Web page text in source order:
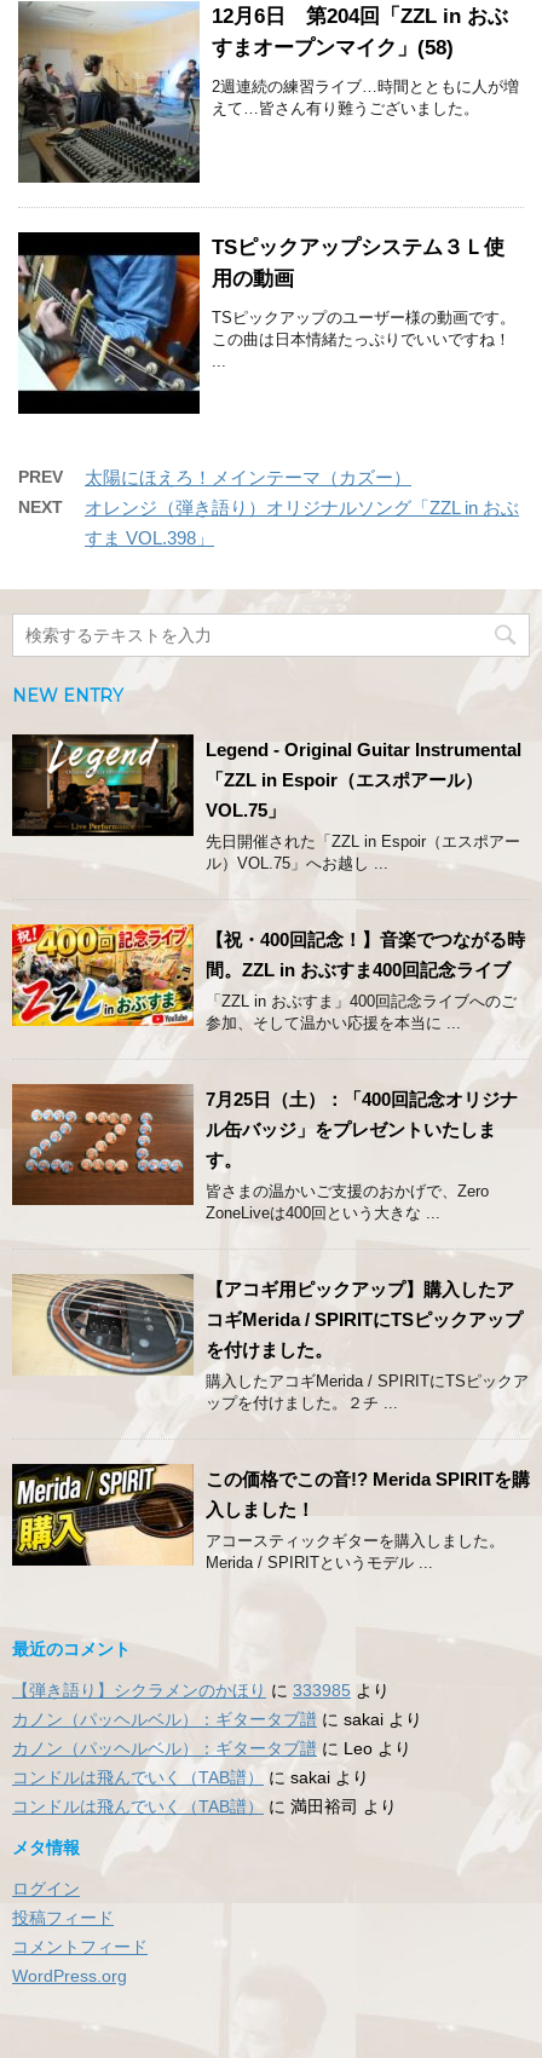
12月6日 第204回「ZZL in おぶ
すまオープンマイク」(58)
2週連続の練習ライブ…時間とともに人が増
えて…皆さん有り難うございました。
TSピックアップシステム３Ｌ使
用の動画
TSピックアップのユーザー様の動画です。
この曲は日本情緒たっぷりでいいですね！
PREV 太陽にほえろ！メインテーマ（カズー）
NEXT
オレンジ（弾き語り）オリジナルソング「ZZL in おぶ
すま VOL.398」
NEW ENTRY
Legend - Original Guitar Instrumental
「ZZL in Espoir（エスポアール）
VOL.75」
先日開催された「ZZL in Espoir（エスポアー
ル）VOL.75」へお越し ...
【祝・400回記念！】音楽でつながる時
間。ZZL in おぶすま400回記念ライブ
「ZZL in おぶすま」400回記念ライブへのご
参加、そして温かい応援を本当に ...
7月25日（土）：「400回記念オリジナ
ル缶バッジ」をプレゼントいたしま
す。
皆さまの温かいご支援のおかげで、Zero
ZoneLiveは400回という大きな ...
【アコギ用ピックアップ】購入したア
コギMerida / SPIRITにTSピックアップ
を付けました。
購入したアコギMerida / SPIRITにTSピックア
ップを付けました。２チ ...
この価格でこの音!? Merida SPIRITを購
入しました！
アコースティックギターを購入しました。
Merida / SPIRITというモデル ...
最近のコメント
【弾き語り】シクラメンのかほり に 333985 より
カノン（パッヘルベル）：ギタータブ譜 に sakai より
カノン（パッヘルベル）：ギタータブ譜 に Leo より
コンドルは飛んでいく（TAB譜）
に sakai より
コンドルは飛んでいく（TAB譜）
に 満田裕司 より
メタ情報
ログイン
投稿フィード
コメントフィード
WordPress.org